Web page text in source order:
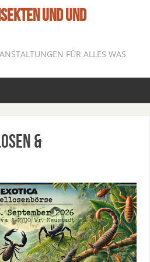
UND UND
FÜR ALLES WAS K
&